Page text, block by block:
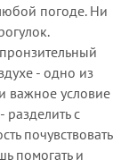
погоде. Ни
- одно из
важное условие
разделить с
почувствовать
помогать и